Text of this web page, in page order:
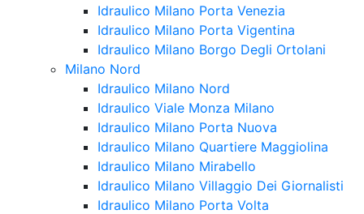
Idraulico Milano Porta Venezia
Idraulico Milano Porta Vigentina
Idraulico Milano Borgo Degli Ortolani
Milano Nord
Idraulico Milano Nord
Idraulico Viale Monza Milano
Idraulico Milano Porta Nuova
Idraulico Milano Quartiere Maggiolina
Idraulico Milano Mirabello
Idraulico Milano Villaggio Dei Giornalisti
Idraulico Milano Porta Volta